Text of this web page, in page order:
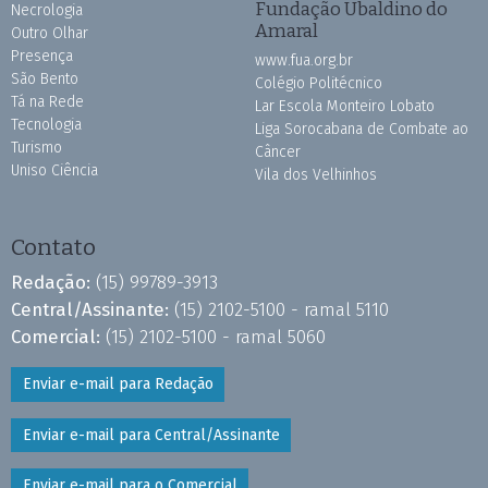
Necrologia
Outro Olhar
Presença
São Bento
Tá na Rede
Tecnologia
Turismo
Uniso Ciência
Fundação Ubaldino do
Amaral
www.fua.org.br
Colégio Politécnico
Lar Escola Monteiro Lobato
Liga Sorocabana de Combate ao
Câncer
Vila dos Velhinhos
Contato
Redação: (15) 99789-3913
Central/Assinante: (15) 2102-5100 - ramal 5110
Comercial: (15) 2102-5100 - ramal 5060
Enviar e-mail para Redação
Enviar e-mail para Central/Assinante